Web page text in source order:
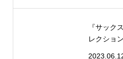
『サック
レクション